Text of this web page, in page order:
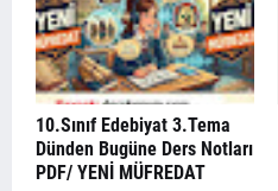
10.Sınıf Edebiyat 3.Tema
Dünden Bugüne Ders Notları
PDF/ YENİ MÜFREDAT